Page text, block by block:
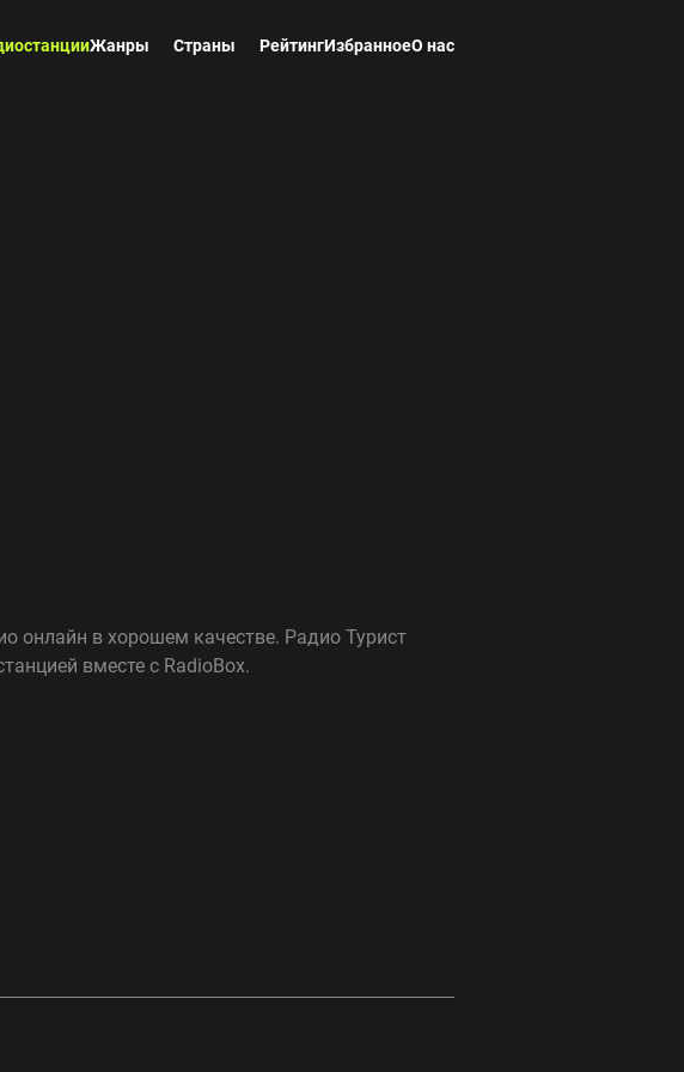
Жанры Страны РейтингИзбранноеО нас
онлайн в хорошем качестве. Радио Турист
вместе с RadioBox.